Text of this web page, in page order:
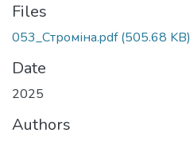
Files
053_Строміна.pdf(505.68 KB)
Date
2025
Authors